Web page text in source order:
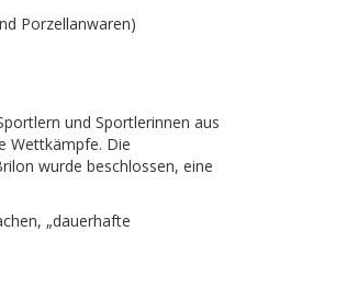
Porzellanwaren)
und Sportlerinnen aus
Wettkämpfe. Die
wurde beschlossen, eine
„dauerhafte